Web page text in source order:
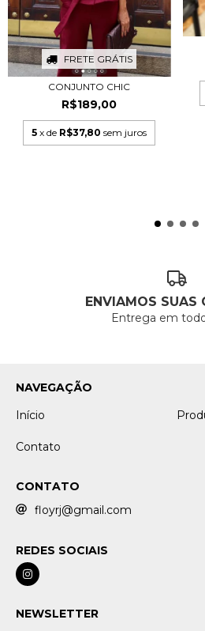
FRETE GRÁTIS
CONJUNTO CHIC
R$189,00
5 x de R$37,80 sem juros
ENVIAMOS SUAS
Entrega em
NAVEGAÇÃO
Início
Contato
CONTATO
floyrj@gmail.com
REDES SOCIAIS
NEWSLETTER